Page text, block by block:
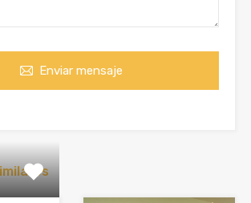
Enviar mensaje